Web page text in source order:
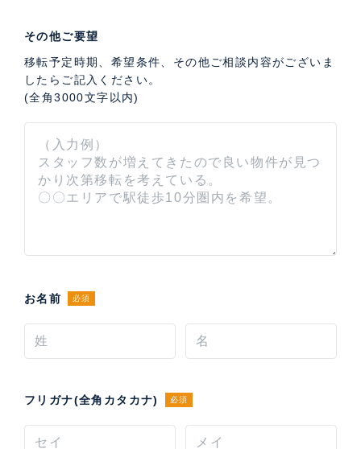
その他ご要望
移転予定時期、希望条件、その他ご相談内容がございま
したらご記入ください。
(全角3000文字以内)
お名前 必須
フリガナ(全角カタカナ) 必須